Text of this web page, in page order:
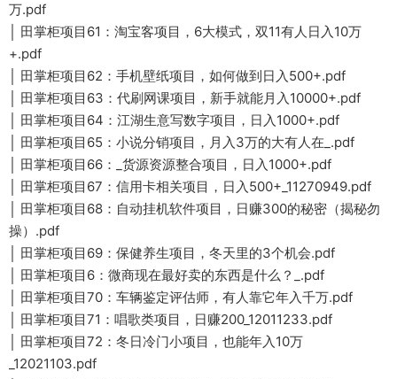
万.pdf
│ 田掌柜项目61：淘宝客项目，6大模式，双11有人日入10万
+.pdf
│ 田掌柜项目62：手机壁纸项目，如何做到日入500+.pdf
│ 田掌柜项目63：代刷网课项目，新手就能月入10000+.pdf
│ 田掌柜项目64：江湖生意写数字项目，日入1000+.pdf
│ 田掌柜项目65：小说分销项目，月入3万的大有人在_.pdf
│ 田掌柜项目66：_货源资源整合项目，日入1000+.pdf
│ 田掌柜项目67：信用卡相关项目，日入500+_11270949.pdf
│ 田掌柜项目68：自动挂机软件项目，日赚300的秘密（揭秘勿
操）.pdf
│ 田掌柜项目69：保健养生项目，冬天里的3个机会.pdf
│ 田掌柜项目6：微商现在最好卖的东西是什么？_.pdf
│ 田掌柜项目70：车辆鉴定评估师，有人靠它年入千万.pdf
│ 田掌柜项目71：唱歌类项目，日赚200_12011233.pdf
│ 田掌柜项目72：冬日冷门小项目，也能年入10万
_12021103.pdf